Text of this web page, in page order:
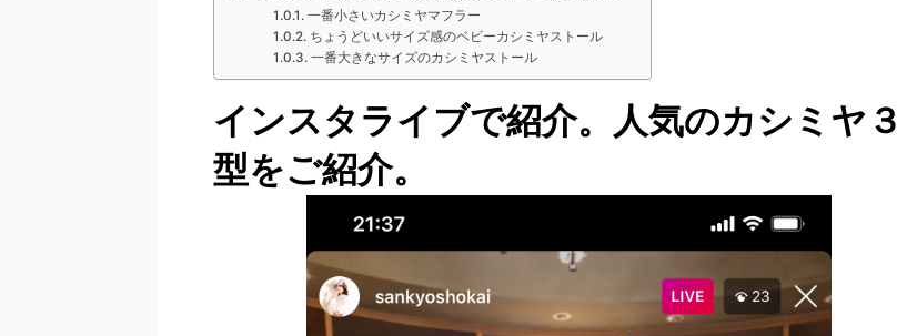
一番小さいカシミヤマフラー
ちょうどいいサイズ感のベビーカシミヤストール
一番大きなサイズのカシミヤストール
インスタライブで紹介。人気のカシミヤ３
型をご紹介。